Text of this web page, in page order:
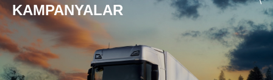
KAMPANYALAR